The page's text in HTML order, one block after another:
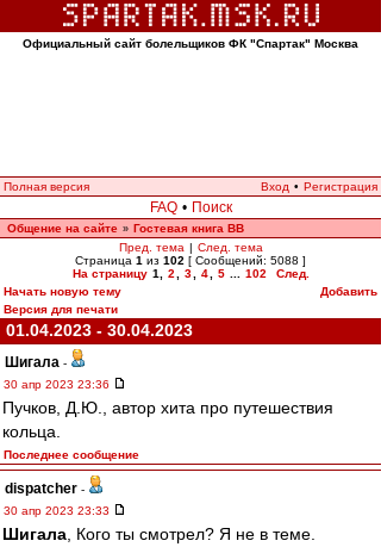
Официальный сайт болельщиков ФК "Спартак" Москва
Полная версия Вход • Регистрация
FAQ • Поиск
Общение на сайте » Гостевая книга ВВ
Пред. тема | След. тема
Страница 1 из 102 [ Сообщений: 5088 ]
На страницу 1 2 3 4 5 102
След.
Начать новую тему
Добавить
Версия для печати
01.04.2023 - 30.04.2023
Шигала -
30 апр 2023 23:36
Пучков, Д.Ю., автор хита про путешествия
кольца.
Последнее сообщение
dispatcher -
30 апр 2023 23:33
Шигала , Кого ты смотрел? Я не в теме.